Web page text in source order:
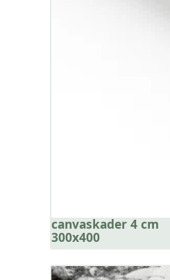
canvaskader 4 cm
300x400